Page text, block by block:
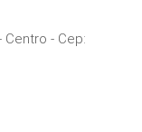
Centro - Cep: